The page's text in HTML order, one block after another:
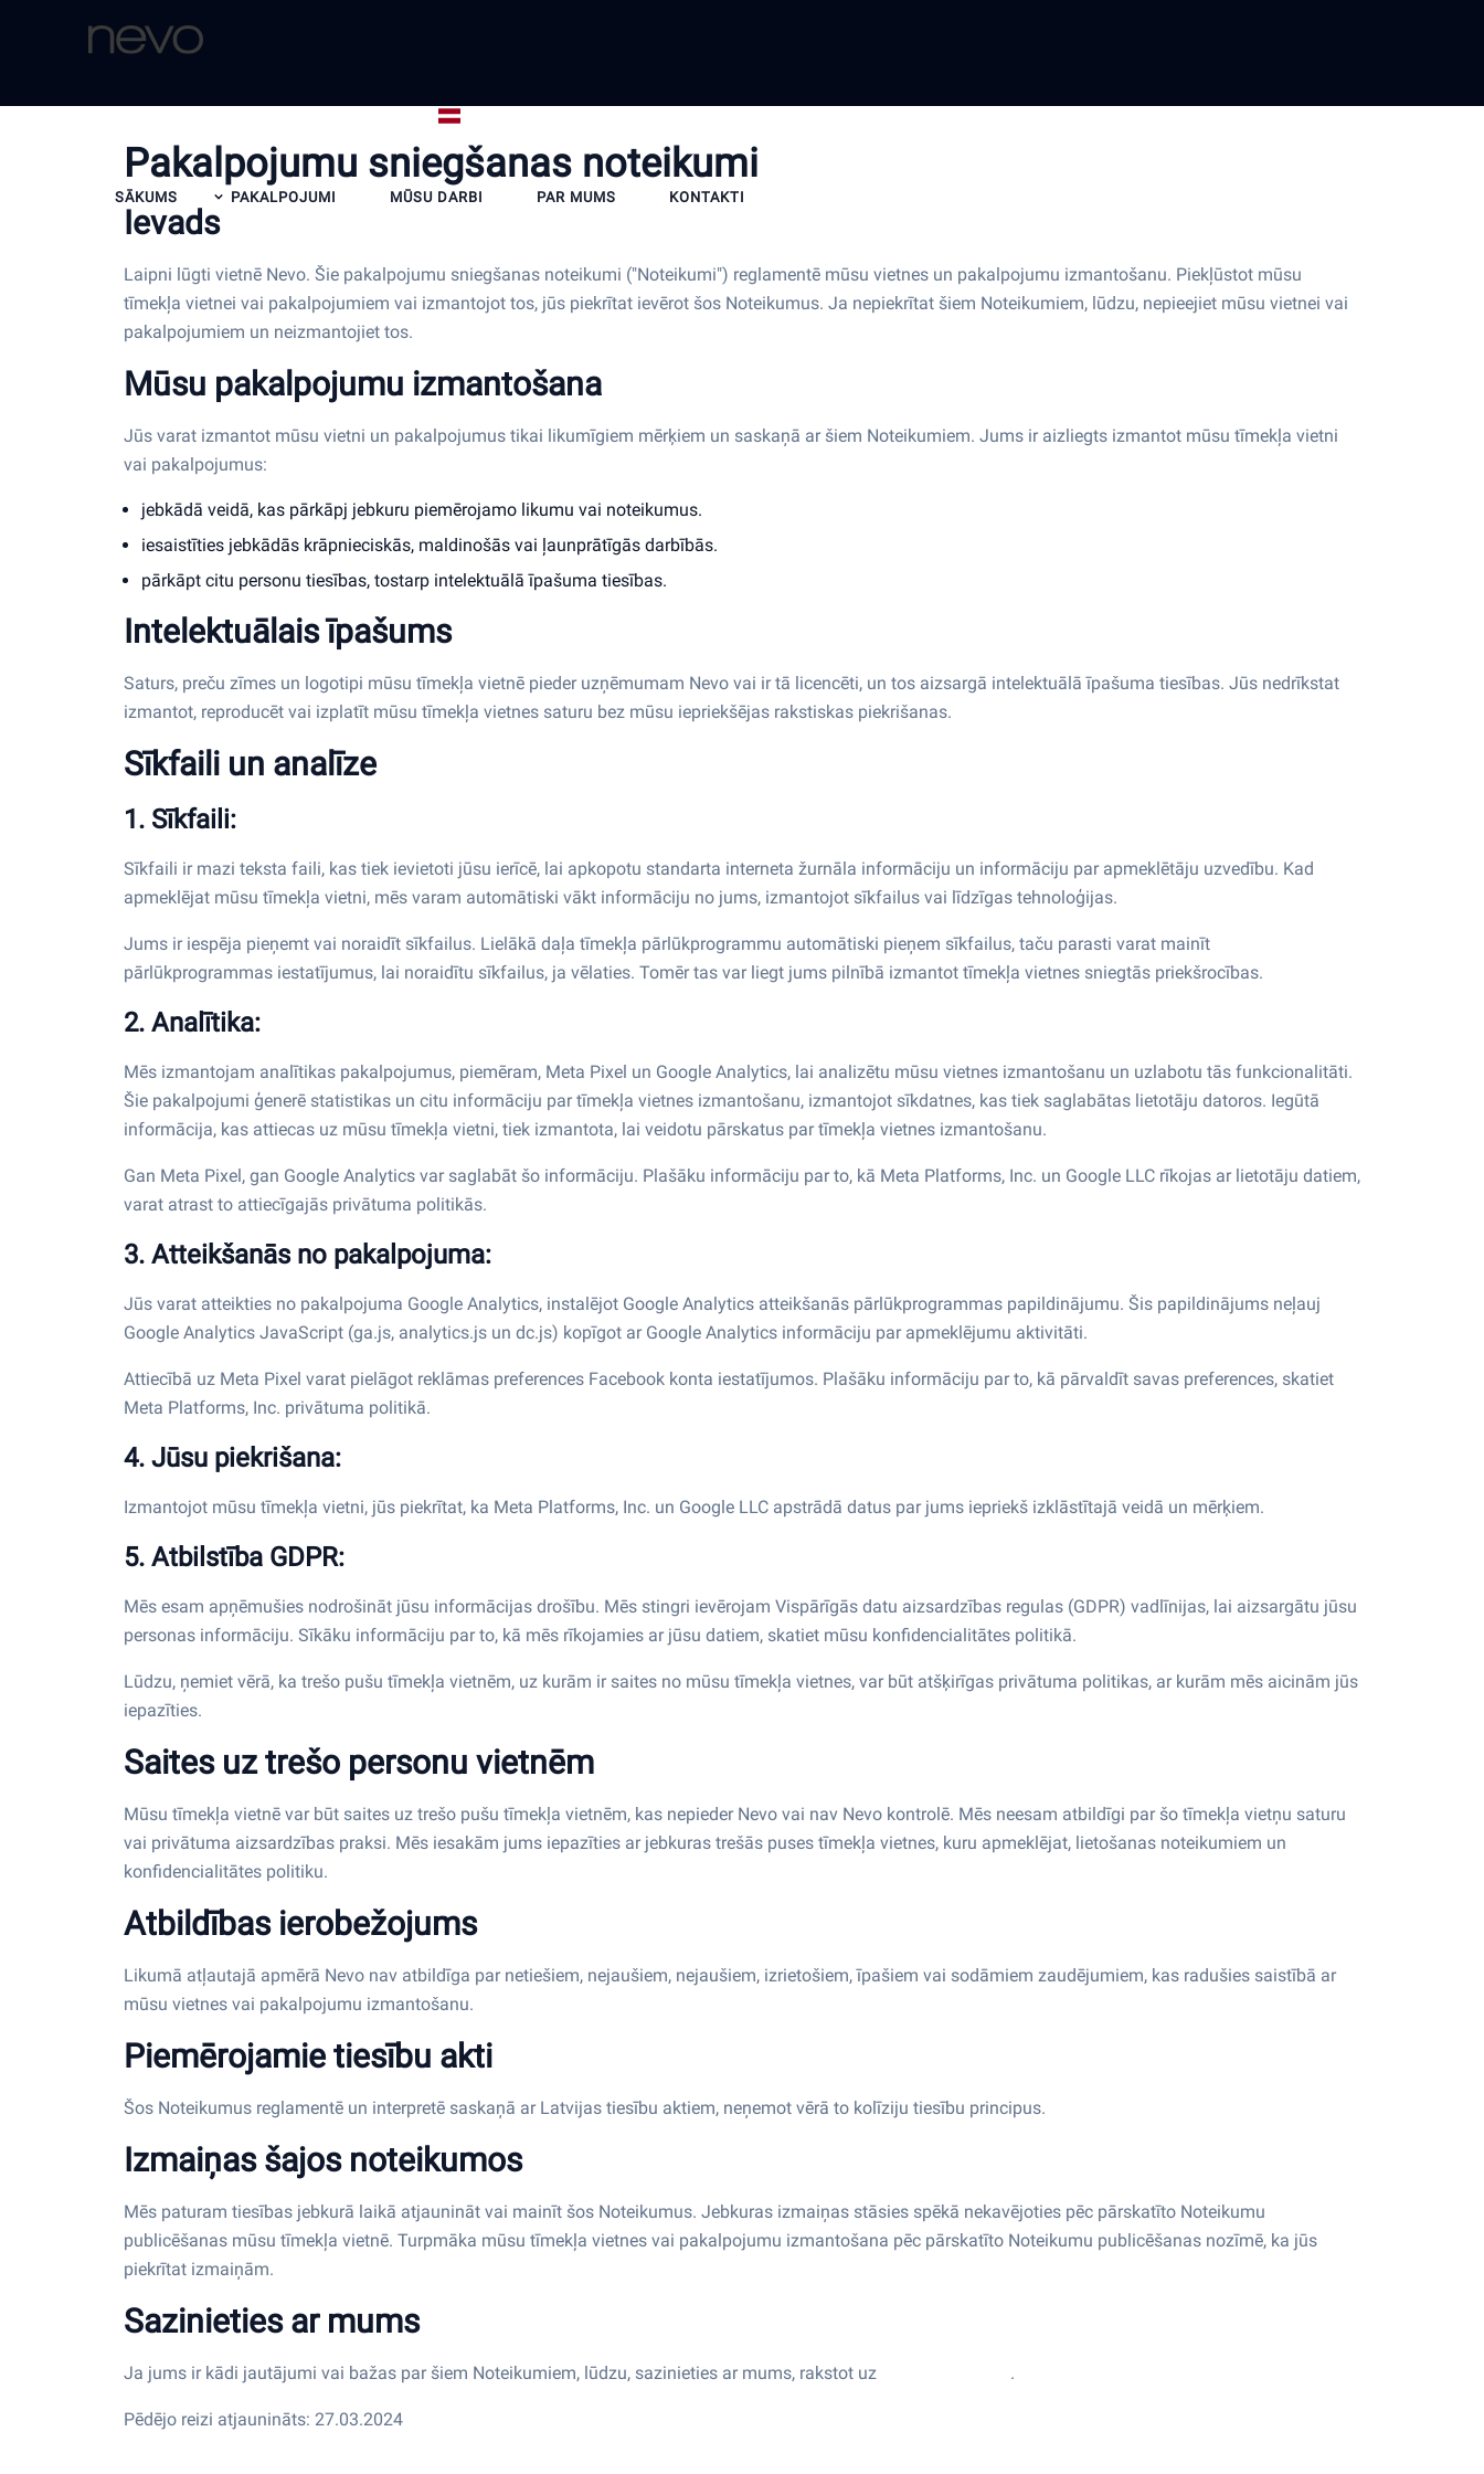
SĀKUMS PAKALPOJUMI MŪSU DARBI PAR MUMS KONTAKTI
Pakalpojumu sniegšanas noteikumi
Ievads
Laipni lūgti vietnē Nevo. Šie pakalpojumu sniegšanas noteikumi ("Noteikumi") reglamentē mūsu vietnes un pakalpojumu izmantošanu. Piekļūstot mūsu
tīmekļa vietnei vai pakalpojumiem vai izmantojot tos, jūs piekrītat ievērot šos Noteikumus. Ja nepiekrītat šiem Noteikumiem, lūdzu, nepieejiet mūsu vietnei vai
pakalpojumiem un neizmantojiet tos.
Mūsu pakalpojumu izmantošana
Jūs varat izmantot mūsu vietni un pakalpojumus tikai likumīgiem mērķiem un saskaņā ar šiem Noteikumiem. Jums ir aizliegts izmantot mūsu tīmekļa vietni
vai pakalpojumus:
jebkādā veidā, kas pārkāpj jebkuru piemērojamo likumu vai noteikumus.
iesaistīties jebkādās krāpnieciskās, maldinošās vai ļaunprātīgās darbībās.
pārkāpt citu personu tiesības, tostarp intelektuālā īpašuma tiesības.
Intelektuālais īpašums
Saturs, preču zīmes un logotipi mūsu tīmekļa vietnē pieder uzņēmumam Nevo vai ir tā licencēti, un tos aizsargā intelektuālā īpašuma tiesības. Jūs nedrīkstat
izmantot, reproducēt vai izplatīt mūsu tīmekļa vietnes saturu bez mūsu iepriekšējas rakstiskas piekrišanas.
Sīkfaili un analīze
1. Sīkfaili:
Sīkfaili ir mazi teksta faili, kas tiek ievietoti jūsu ierīcē, lai apkopotu standarta interneta žurnāla informāciju un informāciju par apmeklētāju uzvedību. Kad
apmeklējat mūsu tīmekļa vietni, mēs varam automātiski vākt informāciju no jums, izmantojot sīkfailus vai līdzīgas tehnoloģijas.
Jums ir iespēja pieņemt vai noraidīt sīkfailus. Lielākā daļa tīmekļa pārlūkprogrammu automātiski pieņem sīkfailus, taču parasti varat mainīt
pārlūkprogrammas iestatījumus, lai noraidītu sīkfailus, ja vēlaties. Tomēr tas var liegt jums pilnībā izmantot tīmekļa vietnes sniegtās priekšrocības.
2. Analītika:
Mēs izmantojam analītikas pakalpojumus, piemēram, Meta Pixel un Google Analytics, lai analizētu mūsu vietnes izmantošanu un uzlabotu tās funkcionalitāti.
Šie pakalpojumi ģenerē statistikas un citu informāciju par tīmekļa vietnes izmantošanu, izmantojot sīkdatnes, kas tiek saglabātas lietotāju datoros. Iegūtā
informācija, kas attiecas uz mūsu tīmekļa vietni, tiek izmantota, lai veidotu pārskatus par tīmekļa vietnes izmantošanu.
Gan Meta Pixel, gan Google Analytics var saglabāt šo informāciju. Plašāku informāciju par to, kā Meta Platforms, Inc. un Google LLC rīkojas ar lietotāju datiem,
varat atrast to attiecīgajās privātuma politikās.
3. Atteikšanās no pakalpojuma:
Jūs varat atteikties no pakalpojuma Google Analytics, instalējot Google Analytics atteikšanās pārlūkprogrammas papildinājumu. Šis papildinājums neļauj
Google Analytics JavaScript (ga.js, analytics.js un dc.js) kopīgot ar Google Analytics informāciju par apmeklējumu aktivitāti.
Attiecībā uz Meta Pixel varat pielāgot reklāmas preferences Facebook konta iestatījumos. Plašāku informāciju par to, kā pārvaldīt savas preferences, skatiet
Meta Platforms, Inc. privātuma politikā.
4. Jūsu piekrišana:
Izmantojot mūsu tīmekļa vietni, jūs piekrītat, ka Meta Platforms, Inc. un Google LLC apstrādā datus par jums iepriekš izklāstītajā veidā un mērķiem.
5. Atbilstība GDPR:
Mēs esam apņēmušies nodrošināt jūsu informācijas drošību. Mēs stingri ievērojam Vispārīgās datu aizsardzības regulas (GDPR) vadlīnijas, lai aizsargātu jūsu
personas informāciju. Sīkāku informāciju par to, kā mēs rīkojamies ar jūsu datiem, skatiet mūsu konfidencialitātes politikā.
Lūdzu, ņemiet vērā, ka trešo pušu tīmekļa vietnēm, uz kurām ir saites no mūsu tīmekļa vietnes, var būt atšķirīgas privātuma politikas, ar kurām mēs aicinām jūs
iepazīties.
Saites uz trešo personu vietnēm
Mūsu tīmekļa vietnē var būt saites uz trešo pušu tīmekļa vietnēm, kas nepieder Nevo vai nav Nevo kontrolē. Mēs neesam atbildīgi par šo tīmekļa vietņu saturu
vai privātuma aizsardzības praksi. Mēs iesakām jums iepazīties ar jebkuras trešās puses tīmekļa vietnes, kuru apmeklējat, lietošanas noteikumiem un
konfidencialitātes politiku.
Atbildības ierobežojums
Likumā atļautajā apmērā Nevo nav atbildīga par netiešiem, nejaušiem, nejaušiem, izrietošiem, īpašiem vai sodāmiem zaudējumiem, kas radušies saistībā ar
mūsu vietnes vai pakalpojumu izmantošanu.
Piemērojamie tiesību akti
Šos Noteikumus reglamentē un interpretē saskaņā ar Latvijas tiesību aktiem, neņemot vērā to kolīziju tiesību principus.
Izmaiņas šajos noteikumos
Mēs paturam tiesības jebkurā laikā atjaunināt vai mainīt šos Noteikumus. Jebkuras izmaiņas stāsies spēkā nekavējoties pēc pārskatīto Noteikumu
publicēšanas mūsu tīmekļa vietnē. Turpmāka mūsu tīmekļa vietnes vai pakalpojumu izmantošana pēc pārskatīto Noteikumu publicēšanas nozīmē, ka jūs
piekrītat izmaiņām.
Sazinieties ar mums
Ja jums ir kādi jautājumi vai bažas par šiem Noteikumiem, lūdzu, sazinieties ar mums, rakstot uz .
Pēdējo reizi atjaunināts: 27.03.2024